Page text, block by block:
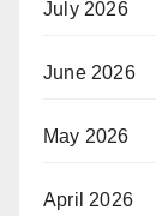
July 2026
June 2026
May 2026
April 2026